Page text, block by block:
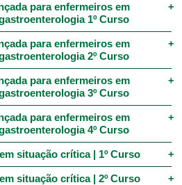
para enfermeiros em
1º Curso
para enfermeiros em
2º Curso
para enfermeiros em
3º Curso
para enfermeiros em
4º Curso
situação crítica | 1º Curso
situação crítica | 2º Curso